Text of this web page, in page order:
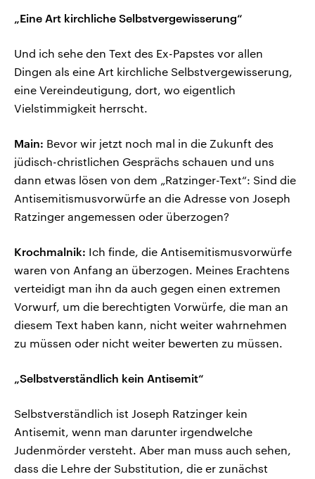
„Eine Art kirchliche Selbstvergewisserung“
Und ich sehe den Text des Ex-Papstes vor allen
Dingen als eine Art kirchliche Selbstvergewisserung,
eine Vereindeutigung, dort, wo eigentlich
Vielstimmigkeit herrscht.
Main: Bevor wir jetzt noch mal in die Zukunft des
jüdisch-christlichen Gesprächs schauen und uns
dann etwas lösen von dem „Ratzinger-Text“: Sind die
Antisemitismusvorwürfe an die Adresse von Joseph
Ratzinger angemessen oder überzogen?
Krochmalnik: Ich finde, die Antisemitismusvorwürfe
waren von Anfang an überzogen. Meines Erachtens
verteidigt man ihn da auch gegen einen extremen
Vorwurf, um die berechtigten Vorwürfe, die man an
diesem Text haben kann, nicht weiter wahrnehmen
zu müssen oder nicht weiter bewerten zu müssen.
„Selbstverständlich kein Antisemit“
Selbstverständlich ist Joseph Ratzinger kein
Antisemit, wenn man darunter irgendwelche
Judenmörder versteht. Aber man muss auch sehen,
dass die Lehre der Substitution, die er zunächst